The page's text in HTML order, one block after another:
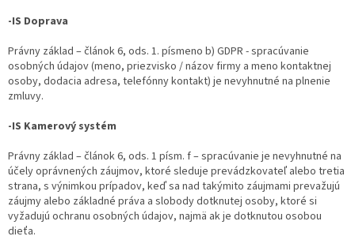
-IS Doprava
Právny základ – článok 6, ods. 1. písmeno b) GDPR - spracúvanie
osobných údajov (meno, priezvisko / názov firmy a meno kontaktnej
osoby, dodacia adresa, telefónny kontakt) je nevyhnutné na plnenie
zmluvy.
-IS Kamerový systém
Právny základ – článok 6, ods. 1 písm. f – spracúvanie je nevyhnutné na
účely oprávnených záujmov, ktoré sleduje prevádzkovateľ alebo tretia
strana, s výnimkou prípadov, keď sa nad takýmito záujmami prevažujú
záujmy alebo základné práva a slobody dotknutej osoby, ktoré si
vyžadujú ochranu osobných údajov, najmä ak je dotknutou osobou
dieťa.